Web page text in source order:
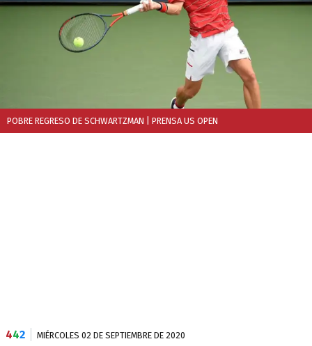
POBRE REGRESO DE SCHWARTZMAN | PRENSA US OPEN
442 MIÉRCOLES 02 DE SEPTIEMBRE DE 2020